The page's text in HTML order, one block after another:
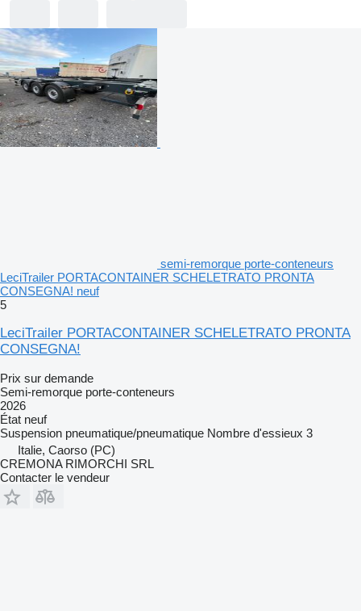
semi-remorque porte-conteneurs
LeciTrailer PORTACONTAINER SCHELETRATO PRONTA
CONSEGNA! neuf
5
LeciTrailer PORTACONTAINER SCHELETRATO PRONTA
CONSEGNA!
Prix sur demande
Semi-remorque porte-conteneurs
2026
État neuf
Suspension pneumatique/pneumatique Nombre d'essieux 3
Italie, Caorso (PC)
CREMONA RIMORCHI SRL
Contacter le vendeur